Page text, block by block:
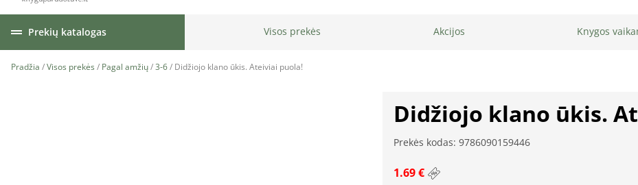
Prekių katalogas Visos prekės Akcijos Knygos
Pradžia /Visos prekės / Pagal amžių/3-6/ Didžiojo klano ūkis. Ateiviai puola!
Didžiojo klano ūkis.
Prekės kodas: 9786090159446
1.69 €